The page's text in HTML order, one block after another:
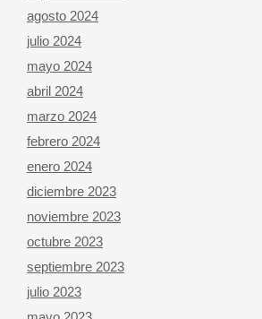
agosto 2024
julio 2024
mayo 2024
abril 2024
marzo 2024
febrero 2024
enero 2024
diciembre 2023
noviembre 2023
octubre 2023
septiembre 2023
julio 2023